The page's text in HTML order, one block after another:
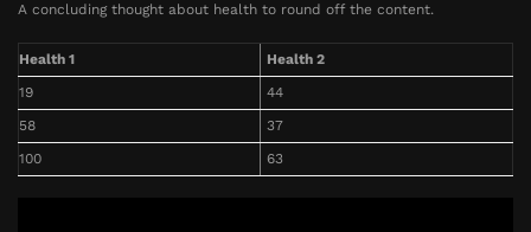
A concluding thought about health to round off the content.
Health 1
Health 2
19
44
58
37
100
63